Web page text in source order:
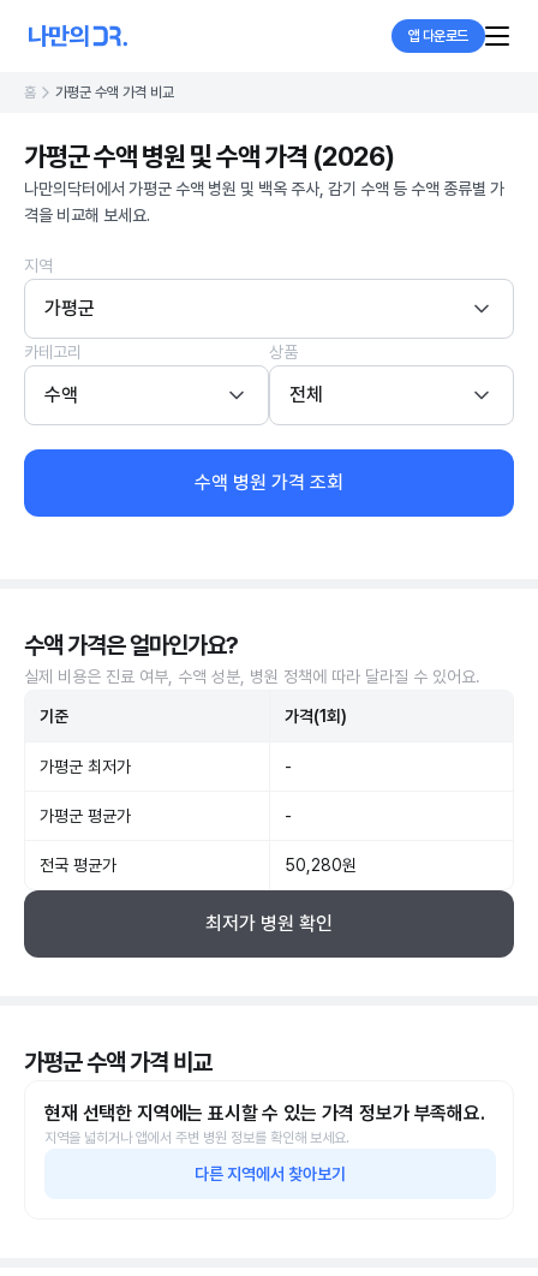
앱 다운로드
홈 가평군 수액 가격 비교
가평군 수액 병원 및 수액 가격 (2026)
나만의닥터에서 가평군 수액 병원 및 백옥 주사, 감기 수액 등 수액 종류별 가
격을 비교해 보세요.
지역
가평군
카테고리
수액
상품
전체
수액 병원 가격 조회
수액 가격은 얼마인가요?
실제 비용은 진료 여부, 수액 성분, 병원 정책에 따라 달라질 수 있어요.
기준 가격(1회)
가평군 최저가 -
가평군 평균가 -
전국 평균가 50,280원
최저가 병원 확인
가평군 수액 가격 비교
현재 선택한 지역에는 표시할 수 있는 가격 정보가 부족해요.
지역을 넓히거나 앱에서 주변 병원 정보를 확인해 보세요.
다른 지역에서 찾아보기